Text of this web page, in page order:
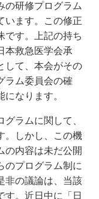
の研修プログラム
います。この修正
です。上記の持ち
本救急医学会承
して、本会がその
ラム委員会の確
なります。
ラムに関して、
。しかし、この機
の内容は未だ公開
のプログラム制に
非の議論は、当該
す。近日中に「日